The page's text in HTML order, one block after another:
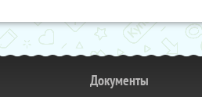
Документы